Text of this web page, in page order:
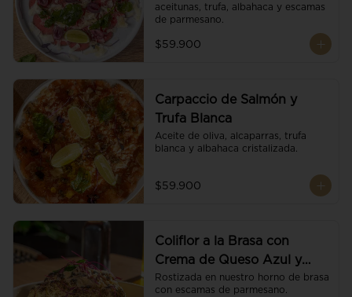
aceitunas, trufa, albahaca y escamas
de parmesano.
$59.900
Carpaccio de Salmón y
Trufa Blanca
Aceite de oliva, alcaparras, trufa
blanca y albahaca cristalizada.
$59.900
Coliflor a la Brasa con
Crema de Queso Azul y
Vino
Rostizada en nuestro horno de brasa
con escamas de parmesano.